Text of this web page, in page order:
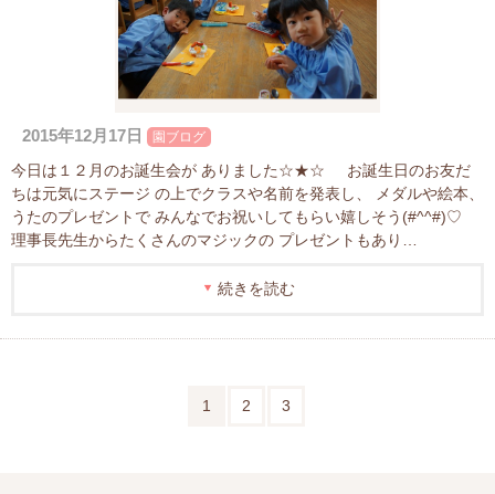
2015年12月17日 園ブログ
今日は１２月のお誕生会が ありました☆★☆ お誕生日のお友だ
ちは元気にステージ の上でクラスや名前を発表し、 メダルや絵本、
うたのプレゼントで みんなでお祝いしてもらい嬉しそう(#^^#)♡
理事長先生からたくさんのマジックの プレゼントもあり…
続きを読む
1 2 3